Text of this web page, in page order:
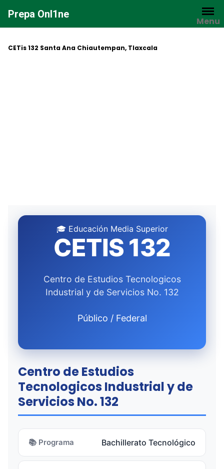
contenido
Prepa Onl1ne
Menu
CETis 132 Santa Ana Chiautempan, Tlaxcala
🎓 Educación Media Superior
CETIS 132
Centro de Estudios Tecnologicos
Industrial y de Servicios No. 132
Público / Federal
Centro de Estudios
Tecnologicos Industrial y de
Servicios No. 132
📚 Programa Bachillerato Tecnológico